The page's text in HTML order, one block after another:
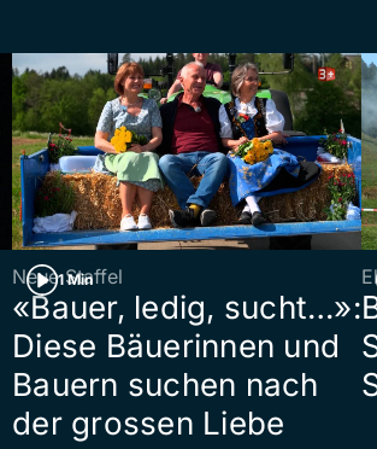
1 Min
Neue Staffel
«Bauer, ledig, sucht…»:
Diese Bäuerinnen und
Bauern suchen nach
der grossen Liebe